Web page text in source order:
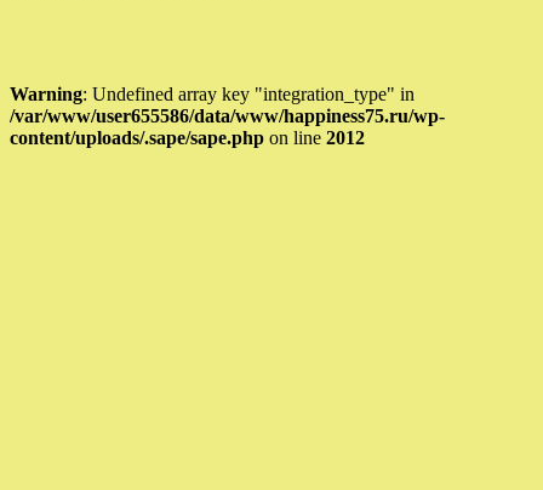
Warning: Undefined array key "integration_type" in
/var/www/user655586/data/www/happiness75.ru/wp-
content/uploads/.sape/sape.php on line 2012